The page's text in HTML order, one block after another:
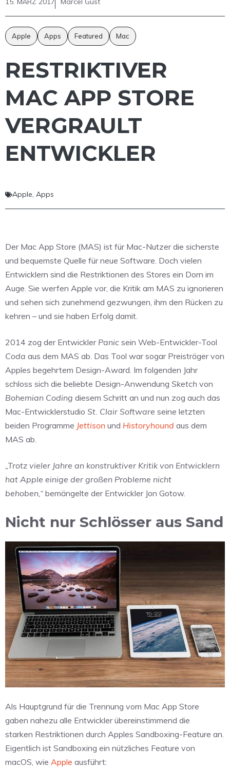
Apple Apps Featured Mac
RESTRIKTIVER
MAC APP STORE
VERGRAULT
ENTWICKLER
Apple, Apps
Der Mac App Store (MAS) ist für Mac-Nutzer die sicherste
und bequemste Quelle für neue Software. Doch vielen
Entwicklern sind die Restriktionen des Stores ein Dorn im
Auge. Sie werfen Apple vor, die Kritik am MAS zu ignorieren
und sehen sich zunehmend gezwungen, ihm den Rücken zu
kehren – und sie haben Erfolg damit.
2014 zog der Entwickler Panic sein Web-Entwickler-Tool
Coda aus dem MAS ab. Das Tool war sogar Preisträger von
Apples begehrtem Design-Award. Im folgenden Jahr
schloss sich die beliebte Design-Anwendung Sketch von
Bohemian Coding diesem Schritt an und nun zog auch das
Mac-Entwicklerstudio St. Clair Software seine letzten
beiden Programme Jettison und Historyhound aus dem
MAS ab.
„Trotz vieler Jahre an konstruktiver Kritik von Entwicklern
hat Apple einige der großen Probleme nicht
behoben,“ bemängelte der Entwickler Jon Gotow.
Nicht nur Schlösser aus Sand
Als Hauptgrund für die Trennung vom Mac App Store
gaben nahezu alle Entwickler übereinstimmend die
starken Restriktionen durch Apples Sandboxing-Feature an.
Eigentlich ist Sandboxing ein nützliches Feature von
macOS, wie Apple ausführt: